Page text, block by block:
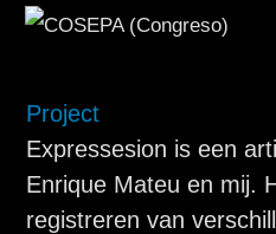
Project
Expressesion is een
Enrique Mateu en mij.
registreren van